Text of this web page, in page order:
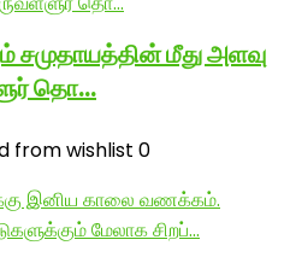
சமுதாயத்தின் மீது அளவு
தொ…
from wishlist 0